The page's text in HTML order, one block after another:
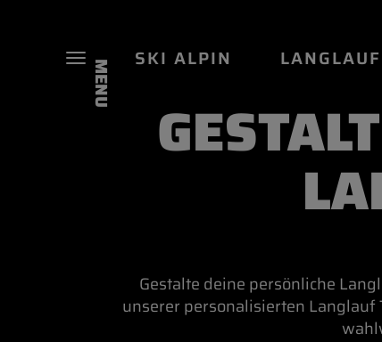
MENU
SKI ALPIN LANGLAUF
Gestalte deine persönliche
unserer personalisierten Langlauf